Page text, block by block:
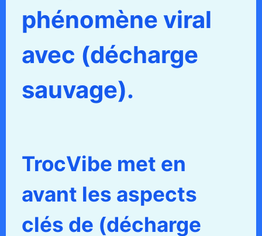
phénomène viral
avec (décharge
sauvage).
TrocVibe met en
avant les aspects
clés de (décharge